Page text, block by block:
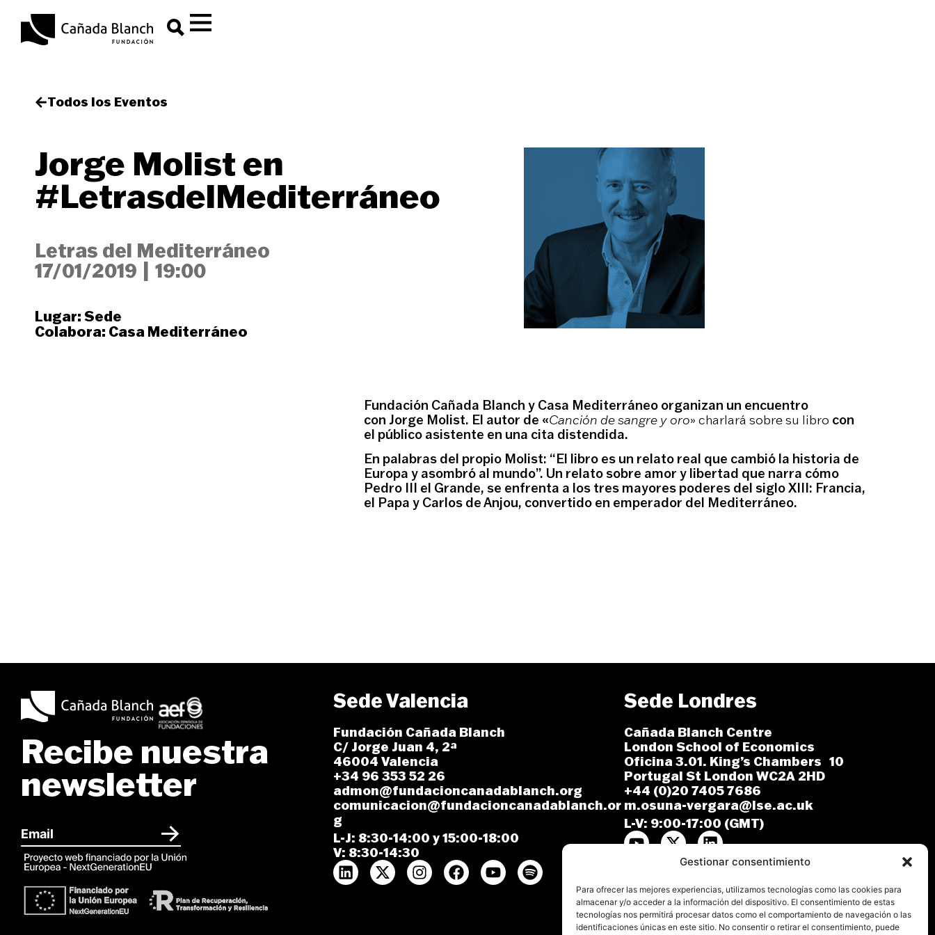
Gestionar consentimiento
Para ofrecer las mejores experiencias, utilizamos tecnologías como las cookies para
almacenar y/o acceder a la información del dispositivo. El consentimiento de estas
tecnologías nos permitirá procesar datos como el comportamiento de navegación o las
identificaciones únicas en este sitio. No consentir o retirar el consentimiento, puede
Todos los Eventos
Jorge Molist en
#LetrasdelMediterráneo
Letras del Mediterráneo
17/01/2019
19:00
Lugar: Sede
Colabora: Casa Mediterráneo
Fundación Cañada Blanch y Casa Mediterráneo organizan un encuentro
con Jorge Molist. El autor de «Canción de sangre y oro» charlará sobre su libro con
el público asistente en una cita distendida.
En palabras del propio Molist: “El libro es un relato real que cambió la historia de
Europa y asombró al mundo”. Un relato sobre amor y libertad que narra cómo
Pedro III el Grande, se enfrenta a los tres mayores poderes del siglo XIII: Francia,
el Papa y Carlos de Anjou, convertido en emperador del Mediterráneo.
Recibe nuestra
newsletter
Sede Valencia
Fundación Cañada Blanch
C/ Jorge Juan 4, 2ª
46004 Valencia
+34 96 353 52 26
admon@fundacioncanadablanch.org
comunicacion@fundacioncanadablanch.or
g
L-J: 8:30-14:00 y 15:00-18:00
V: 8:30-14:30
Sede Londres
Cañada Blanch Centre
London School of Economics
Oficina 3.01. King’s Chambers 10
Portugal St London WC2A 2HD
+44 (0)20 7405 7686
m.osuna-vergara@lse.ac.uk
L-V: 9:00-17:00 (GMT)